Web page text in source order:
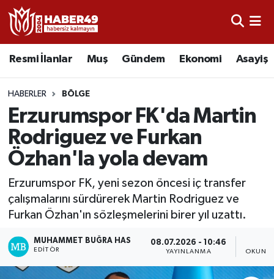
Resmi İlanlar Muş Gündem Ekonomi Asayiş
HABERLER BÖLGE
Erzurumspor FK'da Martin
Rodriguez ve Furkan
Özhan'la yola devam
Erzurumspor FK, yeni sezon öncesi iç transfer
çalışmalarını sürdürerek Martin Rodriguez ve
Furkan Özhan'ın sözleşmelerini birer yıl uzattı.
MUHAMMET BUĞRA HAS
EDITÖR
08.07.2026 - 10:46
YAYINLANMA
Resmi İlanlar
Asayiş
Eğitim
Sağlık
Spor
Uşak Nöbetçi Eczaneler
Uşak Hava Durumu
Uşak Namaz Vakitleri
Uşak Trafik Yoğunluk Haritası
TFF 2.Lig Kırmızı Grup Puan Durumu ve Fikstür
Tüm Manşetler
Son Dakika Haberleri
Haber Arşivi